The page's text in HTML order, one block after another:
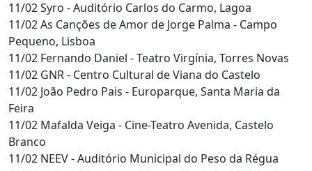
11/02 Syro - Auditório Carlos do Carmo, Lagoa
11/02 As Canções de Amor de Jorge Palma - Campo
Pequeno, Lisboa
11/02 Fernando Daniel - Teatro Virgínia, Torres Novas
11/02 GNR - Centro Cultural de Viana do Castelo
11/02 João Pedro Pais - Europarque, Santa Maria da
Feira
11/02 Mafalda Veiga - Cine-Teatro Avenida, Castelo
Branco
11/02 NEEV - Auditório Municipal do Peso da Régua